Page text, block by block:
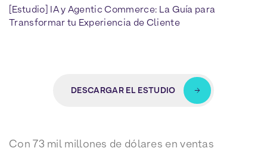
[Estudio] IA y Agentic Commerce: La Guía para
Transformar tu Experiencia de Cliente
DESCARGAR EL ESTUDIO
Con 73 mil millones de dólares en ventas